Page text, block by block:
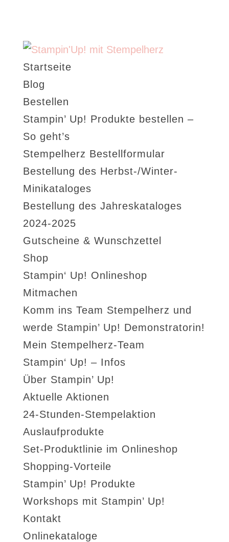
Startseite
Blog
Bestellen
Stampin’ Up! Produkte bestellen –
So geht’s
Stempelherz Bestellformular
Bestellung des Herbst-/Winter-
Minikataloges
Bestellung des Jahreskataloges
2024-2025
Gutscheine & Wunschzettel
Shop
Stampin‘ Up! Onlineshop
Mitmachen
Komm ins Team Stempelherz und
werde Stampin’ Up! Demonstratorin!
Mein Stempelherz-Team
Stampin‘ Up! – Infos
Über Stampin’ Up!
Aktuelle Aktionen
24-Stunden-Stempelaktion
Auslaufprodukte
Set-Produktlinie im Onlineshop
Shopping-Vorteile
Stampin’ Up! Produkte
Workshops mit Stampin’ Up!
Kontakt
Onlinekataloge